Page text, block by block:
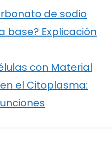
de sodio
base? Explicación
con Material
el Citoplasma: